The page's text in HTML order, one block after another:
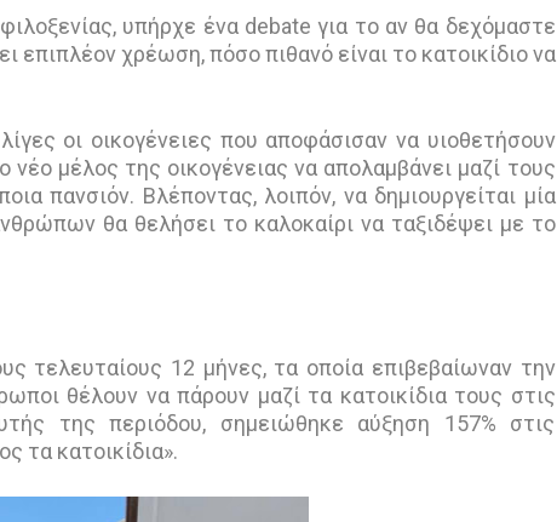
υπήρχε ένα debate για το αν θα δεχόμαστε
επιπλέον χρέωση, πόσο πιθανό είναι το κατοικίδιο να
οι οικογένειες που αποφάσισαν να υιοθετήσουν
νέο μέλος της οικογένειας να απολαμβάνει μαζί τους
πανσιόν. Βλέποντας, λοιπόν, να δημιουργείται μία
θα θελήσει το καλοκαίρι να ταξιδέψει με το
τελευταίους 12 μήνες, τα οποία επιβεβαίωναν την
θέλουν να πάρουν μαζί τα κατοικίδια τους στις
της περιόδου, σημειώθηκε αύξηση 157% στις
τα κατοικίδια».